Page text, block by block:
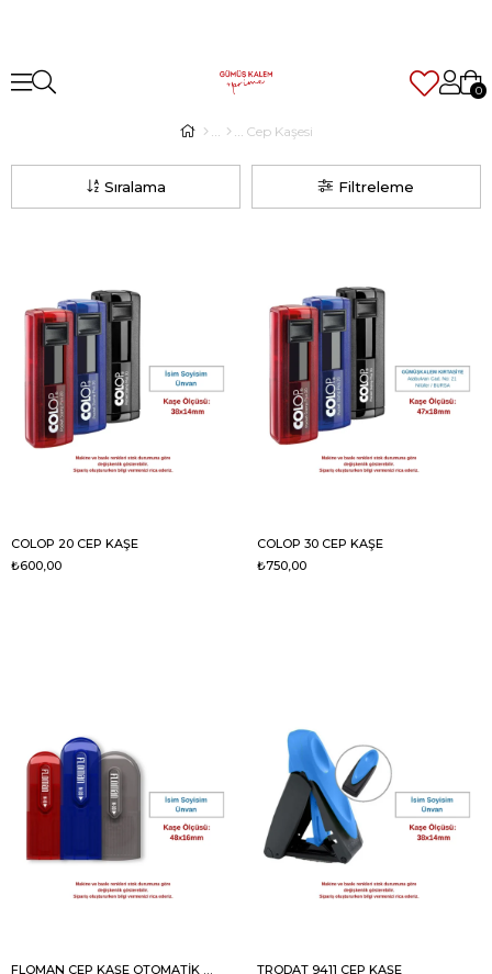
0
Cep Kaşesi
Filtreleme
Sıralama
COLOP 20 CEP KAŞE
₺600,00
COLOP 30 CEP KAŞE
₺750,00
FLOMAN CEP KAŞE OTOMATİK M-20
TRODAT 9411 CEP KAŞE